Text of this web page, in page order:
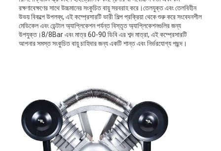
রক্ষণাবেক্ষণের সাথে উচ্চমানের সংকুচিত বায়ু সরবরাহ করে।তেলযুক্ত এবং তেলবিহীন
উভয় বিকল্পে উপলব্ধ, এই কম্প্রেসারটি ভারী শিল্প প্রক্রিয়া থেকে শুরু করে সংবেদনশীল
মেডিকেল এবং ডেন্টাল অ্যাপ্লিকেশন পর্যন্ত বিস্তৃত অ্যাপ্লিকেশনগুলির জন্য
উপযুক্ত।8/8Bar এবং মাত্র 60-90 ডিবি এর শব্দ মাত্রা, এই কম্প্রেসারটি
আপনার সমস্ত সংকুচিত বায়ু চাহিদার জন্য একটি শান্ত এবং নির্ভরযোগ্য পছন্দ।